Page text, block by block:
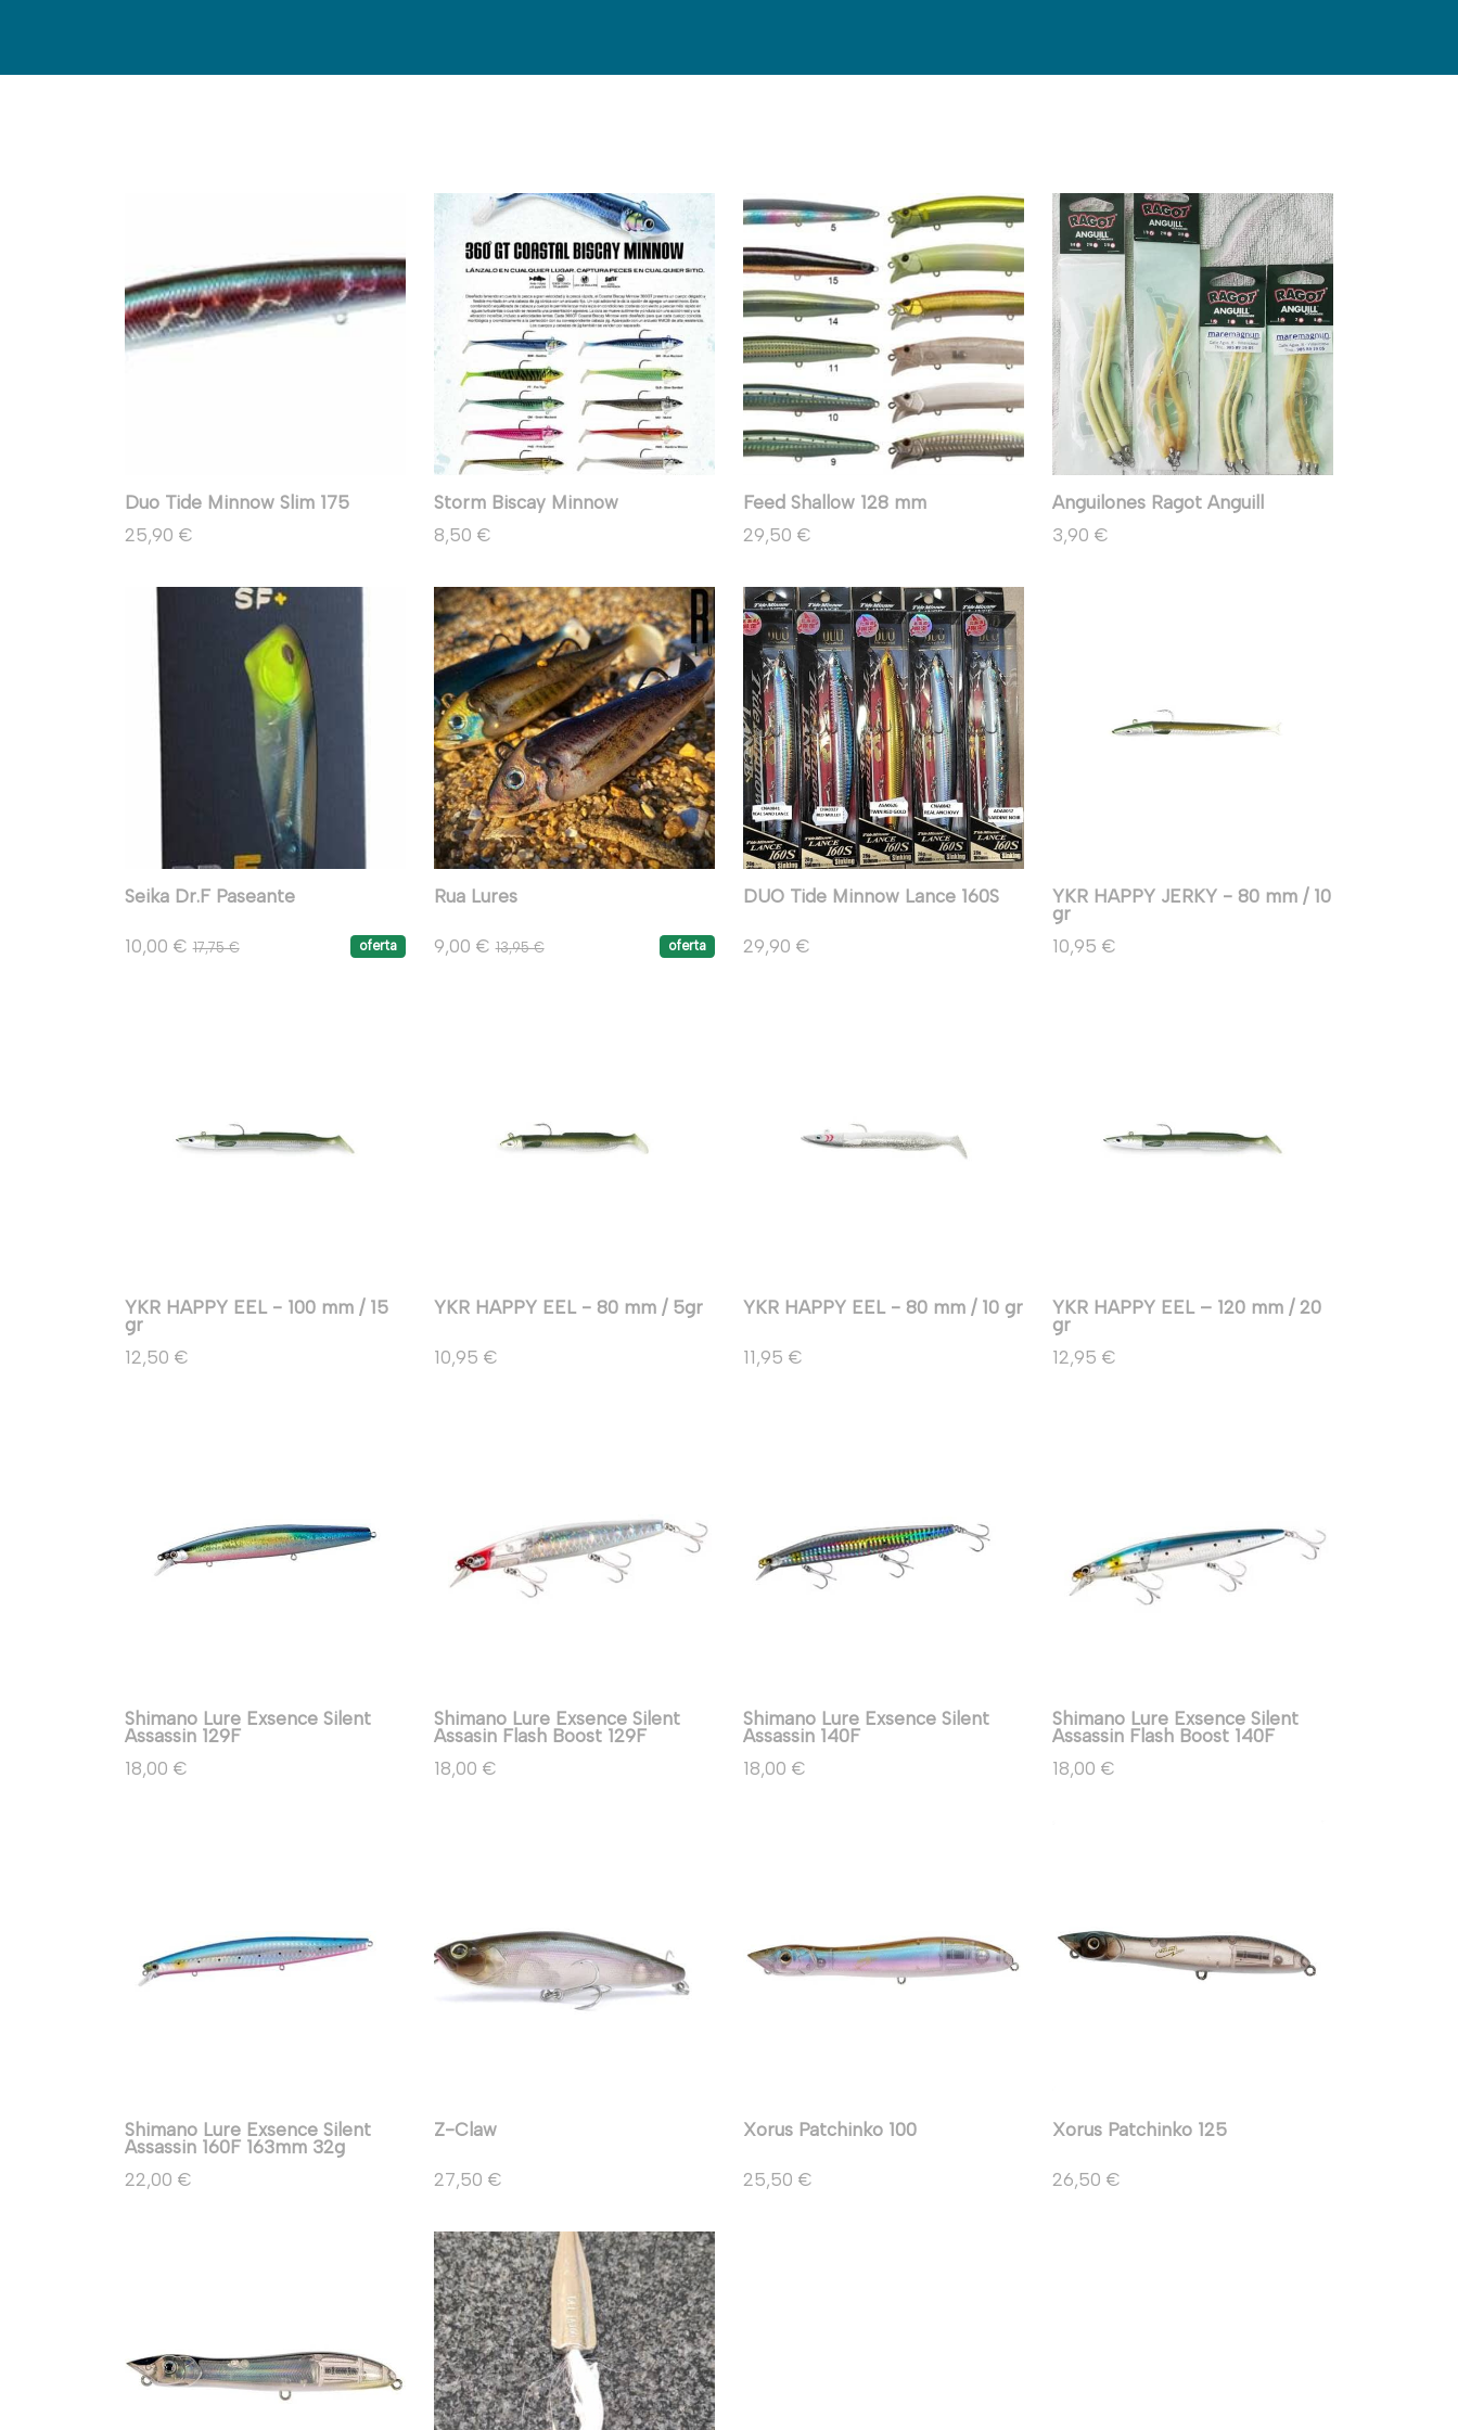
Duo Tide Minnow Slim 175
25,90 €
Storm Biscay Minnow
8,50 €
Feed Shallow 128 mm
29,50 €
Anguilones Ragot Anguill
3,90 €
Seika Dr.F Paseante
10,00 €17,75 € oferta
Rua Lures
9,00 €13,95 € oferta
DUO Tide Minnow Lance 160S
29,90 €
YKR HAPPY JERKY - 80 mm / 10
gr
10,95 €
YKR HAPPY EEL - 100 mm / 15
gr
12,50 €
YKR HAPPY EEL - 80 mm / 5gr
10,95 €
YKR HAPPY EEL - 80 mm / 10 gr
11,95 €
YKR HAPPY EEL – 120 mm / 20
gr
12,95 €
Shimano Lure Exsence Silent
Assassin 129F
18,00 €
Shimano Lure Exsence Silent
Assasin Flash Boost 129F
18,00 €
Shimano Lure Exsence Silent
Assassin 140F
18,00 €
Shimano Lure Exsence Silent
Assassin Flash Boost 140F
18,00 €
Shimano Lure Exsence Silent
Assassin 160F 163mm 32g
22,00 €
Z-Claw
27,50 €
Xorus Patchinko 100
25,50 €
Xorus Patchinko 125
26,50 €